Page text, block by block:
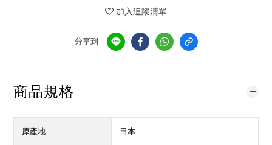
加入追蹤清單
分享到
商品規格
原產地 日本